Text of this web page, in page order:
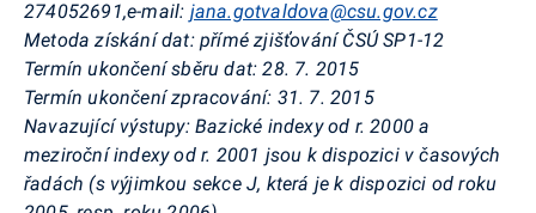
274052691,e-mail: jana.gotvaldova@csu.gov.cz
Metoda získání dat: přímé zjišťování ČSÚ SP1-12
Termín ukončení sběru dat: 28. 7. 2015
Termín ukončení zpracování: 31. 7. 2015
Navazující výstupy: Bazické indexy od r. 2000 a
meziroční indexy od r. 2001 jsou k dispozici v časových
řadách (s výjimkou sekce J, která je k dispozici od roku